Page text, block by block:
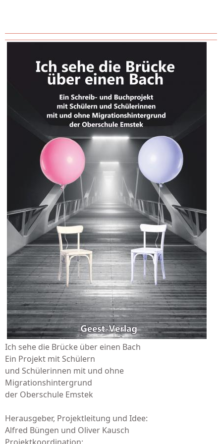
Ich sehe die Brücke über einen Bach
Ein Projekt mit Schülern
und Schülerinnen mit und ohne
Migrationshintergrund
der Oberschule Emstek
Herausgeber, Projektleitung und Idee:
Alfred Büngen und Oliver Kausch